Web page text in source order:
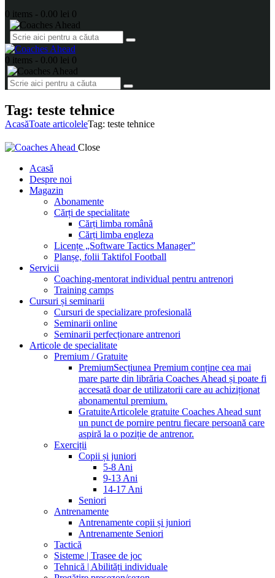
0 items - 0.00 lei 0
0 items - 0.00 lei 0
Tag: teste tehnice
AcasăToate articoleleTag: teste tehnice
Close
Acasă
Despre noi
Magazin
Abonamente
Cărți de specialitate
Cărți limba română
Cărți limba engleza
Licențe „Software Tactics Manager”
Planșe, folii Taktifol Football
Servicii
Coaching-mentorat individual pentru antrenori
Training camps
Cursuri și seminarii
Cursuri de specializare profesională
Seminarii online
Seminarii perfecționare antrenori
Articole de specialitate
Premium / Gratuite
PremiumSecțiunea Premium conține cea mai
mare parte din librăria Coaches Ahead și poate fi
accesată doar de utilizatorii care au achiziționat
abonamentul premium.
GratuiteArticolele gratuite Coaches Ahead sunt
un punct de pornire pentru fiecare persoană care
aspiră la o poziție de antrenor.
Exerciții
Copii și juniori
5-8 Ani
9-13 Ani
14-17 Ani
Seniori
Antrenamente
Antrenamente copii și juniori
Antrenamente Seniori
Tactică
Sisteme | Trasee de joc
Tehnică | Abilități individuale